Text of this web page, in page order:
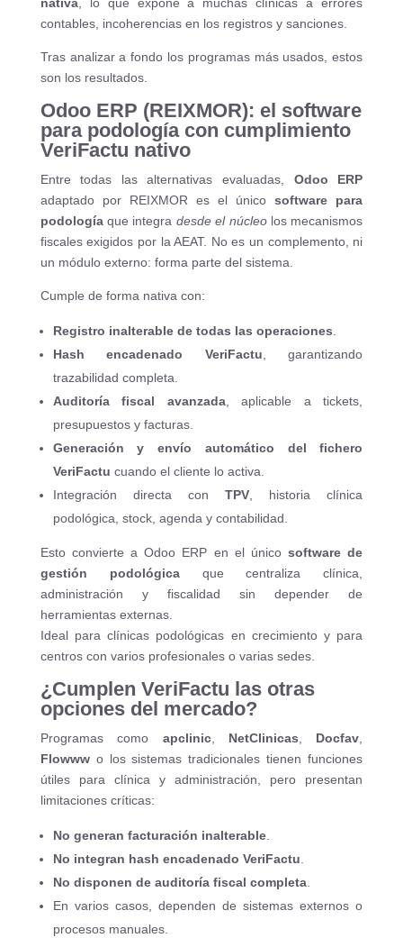
nativa, lo que expone a muchas clínicas a errores
contables, incoherencias en los registros y sanciones.
Tras analizar a fondo los programas más usados, estos
son los resultados.
Odoo ERP (REIXMOR): el software
para podología con cumplimiento
VeriFactu nativo
Entre todas las alternativas evaluadas, Odoo ERP
adaptado por REIXMOR es el únicosoftware para
podologíaque integra desde el núcleolos mecanismos
fiscales exigidos por la AEAT. No es un complemento, ni
un módulo externo: forma parte del sistema.
Cumple de forma nativa con:
Registro inalterable de todas las operaciones.
Hash encadenado VeriFactu, garantizando
trazabilidad completa.
Auditoría fiscal avanzada, aplicable a tickets,
presupuestos y facturas.
Generación y envío automático del fichero
VeriFactu cuando el cliente lo activa.
Integración directa conTPV, historia clínica
podológica, stock, agenda y contabilidad.
Esto convierte a Odoo ERP en el únicosoftware de
gestión podológicaque centraliza clínica,
administración y fiscalidad sin depender de
herramientas externas.
Ideal para clínicas podológicas en crecimiento y para
centros con varios profesionales o varias sedes.
¿Cumplen VeriFactu las otras
opciones del mercado?
Programas como apclinic, NetClinicas, Docfav,
Flowwwo los sistemas tradicionales tienen funciones
útiles para clínica y administración, pero presentan
limitaciones críticas:
No generan facturación inalterable.
No integran hash encadenado VeriFactu.
No disponen de auditoría fiscal completa.
En varios casos, dependen de sistemas externos o
procesos manuales.